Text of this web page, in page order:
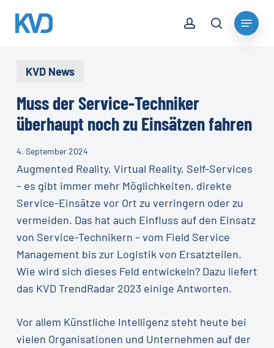
search
Menu
KVD News
Muss der Service-Techniker
überhaupt noch zu Einsätzen fahren
4. September 2024
Augmented Reality, Virtual Reality, Self-Services
– es gibt immer mehr Möglichkeiten, direkte
Service-Einsätze vor Ort zu verringern oder zu
vermeiden. Das hat auch Einfluss auf den Einsatz
von Service-Technikern – vom Field Service
Management bis zur Logistik von Ersatzteilen.
Wie wird sich dieses Feld entwickeln? Dazu liefert
das KVD TrendRadar 2023 einige Antworten.
Vor allem Künstliche Intelligenz steht heute bei
vielen Organisationen und Unternehmen auf der
Close